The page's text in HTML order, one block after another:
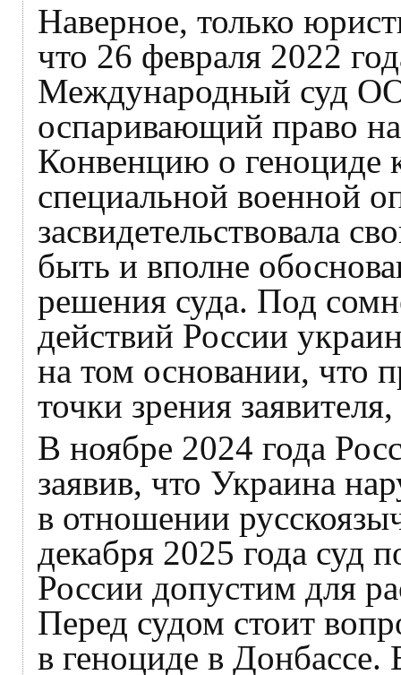
Наверное, только
что 26 февраля 2022
Международный суд
оспаривающий право
Конвенцию о геноциде
специальной военной
засвидетельствовала
быть и вполне
решения суда. Под
действий России
на том основании, что
точки зрения
В ноябре 2024 года
заявив, что Украина
в отношении
декабря 2025 года суд
России допустим для
Перед судом стоит
в геноциде в Донбассе.